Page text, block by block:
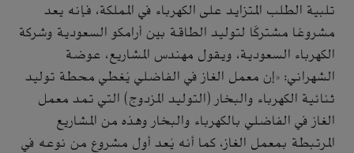
تلبية الطلب المتزايد على الكهرباء في المملكة، فإنه يعد
مشروعًا مشتركًا لتوليد الطاقة بين أرامكو السعودية وشركة
الكهرباء السعودية، ويقول مهندس المشاريع، عوضة
الشهراني: «إن معمل الغاز في الفاضلي يُغطي محطة توليد
ثنائية الكهرباء والبخار (التوليد المزدوج) التي تمد معمل
الغاز في الفاضلي بالكهرباء والبخار وهذه من المشاريع
المرتبطة بمعمل الغاز، كما أنه يُعد أول مشروع من نوعه في